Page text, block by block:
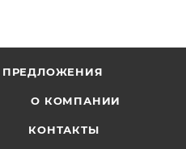
ПРЕДЛОЖЕНИЯ
О КОМПАНИИ
КОНТАКТЫ